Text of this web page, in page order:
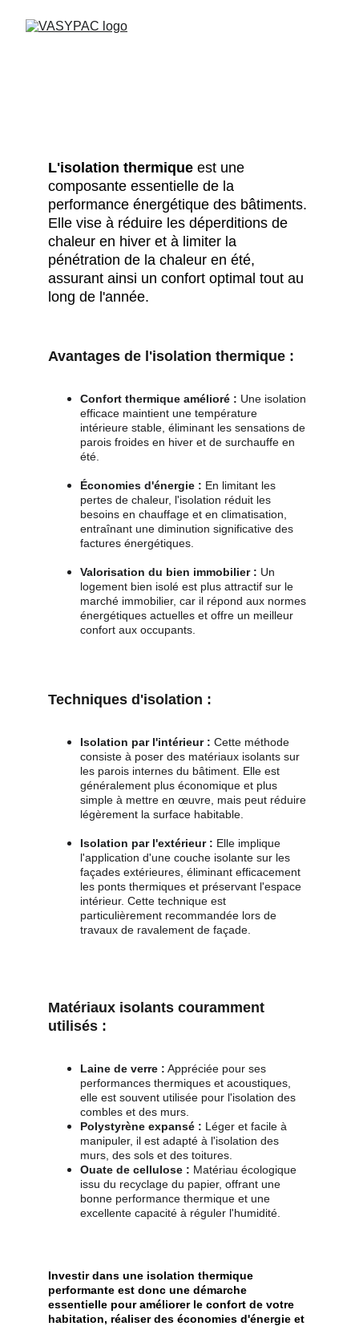
L'isolation thermique est une
composante essentielle de la
performance énergétique des bâtiments.
Elle vise à réduire les déperditions de
chaleur en hiver et à limiter la
pénétration de la chaleur en été,
assurant ainsi un confort optimal tout au
long de l'année.
Avantages de l'isolation thermique :
Confort thermique amélioré : Une isolation
efficace maintient une température
intérieure stable, éliminant les sensations de
parois froides en hiver et de surchauffe en
été.
Économies d'énergie : En limitant les
pertes de chaleur, l'isolation réduit les
besoins en chauffage et en climatisation,
entraînant une diminution significative des
factures énergétiques.
Valorisation du bien immobilier : Un
logement bien isolé est plus attractif sur le
marché immobilier, car il répond aux normes
énergétiques actuelles et offre un meilleur
confort aux occupants.
Techniques d'isolation :
Isolation par l'intérieur : Cette méthode
consiste à poser des matériaux isolants sur
les parois internes du bâtiment. Elle est
généralement plus économique et plus
simple à mettre en œuvre, mais peut réduire
légèrement la surface habitable.
Isolation par l'extérieur : Elle implique
l'application d'une couche isolante sur les
façades extérieures, éliminant efficacement
les ponts thermiques et préservant l'espace
intérieur. Cette technique est
particulièrement recommandée lors de
travaux de ravalement de façade.
Matériaux isolants couramment
utilisés :
Laine de verre : Appréciée pour ses
performances thermiques et acoustiques,
elle est souvent utilisée pour l'isolation des
combles et des murs.
Polystyrène expansé : Léger et facile à
manipuler, il est adapté à l'isolation des
murs, des sols et des toitures.
Ouate de cellulose : Matériau écologique
issu du recyclage du papier, offrant une
bonne performance thermique et une
excellente capacité à réguler l'humidité.
Investir dans une isolation thermique
performante est donc une démarche
essentielle pour améliorer le confort de votre
habitation, réaliser des économies d'énergie et